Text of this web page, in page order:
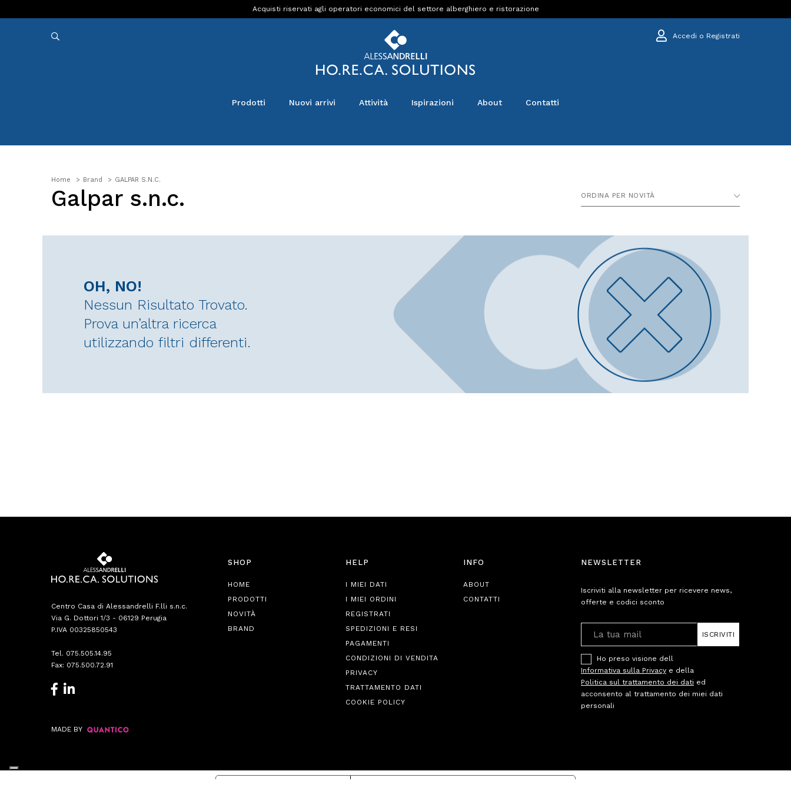
Acquisti riservati agli operatori economici del settore alberghiero e ristorazione
Accedi o Registrati
Prodotti Nuovi arrivi Attività Ispirazioni About Contatti
Home Brand GALPAR S.N.C.
Galpar s.n.c. ORDINA PER NOVITÀ
OH, NO!
Nessun Risultato Trovato.
Prova un’altra ricerca
utilizzando filtri differenti.
Centro Casa di Alessandrelli F.lli s.n.c.
Via G. Dottori 1/3 - 06129 Perugia
P.IVA 00325850543
Tel. 075.505.14.95
Fax: 075.500.72.91
SHOP
HOME
PRODOTTI
NOVITÀ
BRAND
HELP
I MIEI DATI
I MIEI ORDINI
REGISTRATI
SPEDIZIONI E RESI
PAGAMENTI
CONDIZIONI DI VENDITA
PRIVACY
TRATTAMENTO DATI
COOKIE POLICY
INFO
ABOUT
CONTATTI
NEWSLETTER
Iscriviti alla newsletter per ricevere news,
offerte e codici sconto
ISCRIVITI
Ho preso visione dell
Informativa sulla Privacy e della
Politica sul trattamento dei dati ed
acconsento al trattamento dei miei dati
personali
MADE BY